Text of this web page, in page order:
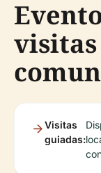
Visitas
guiadas: